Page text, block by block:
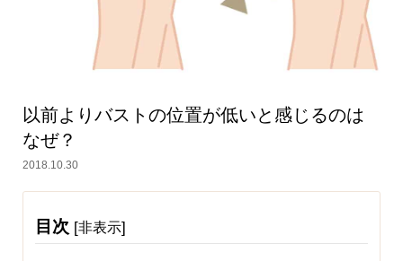
以前よりバストの位置が低いと感じるのは
なぜ？
2018.10.30
目次 [非表示]